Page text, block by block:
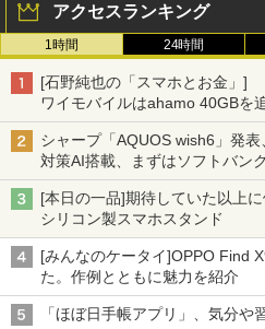
アクセスランキング
1時間 24時間
[石野純也の「スマホとお金」]
ワイモバイルはahamo 40GBを
割」の安さと1年限定の注意点
シャープ「AQUOS wish6」発
対策AI搭載、まずはソフトバン
[本日の一品]期待していた以上
シリコン製スマホスタンド
[みんなのケータイ]OPPO Find
た。作例とともに魅力を紹介
「ほぼ日手帳アプリ」、気分